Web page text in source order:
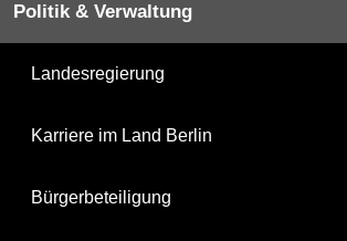
Politik & Verwaltung
Landesregierung
Karriere im Land Berlin
Bürgerbeteiligung